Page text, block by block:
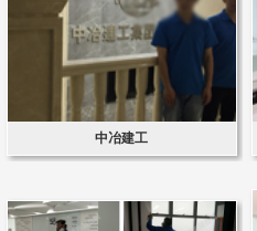
中冶建工